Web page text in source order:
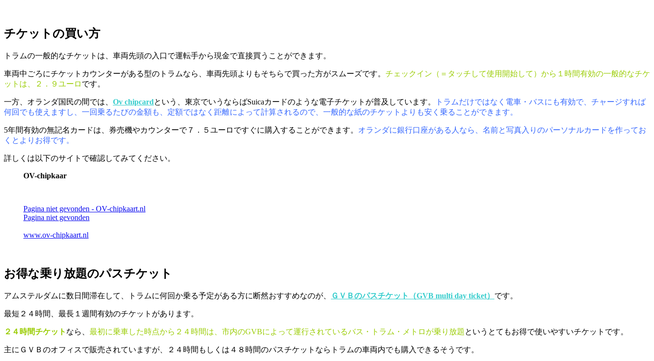
チケットの買い方
トラムの一般的なチケットは、車両先頭の入口で運転手から現金で直接買うことができます。
車両中ごろにチケットカウンターがある型のトラムなら、車両先頭よりもそちらで買った方がスムーズです。 チェックイン（＝タッチして使用開始して）から１時間有効の一般的なチケ
ットは、２．９ユーロ です。
一方、オランダ国民の間では、 Ov chipcardという、東京でいうならばSuicaカードのような電子チケットが普及しています。
トラムだけではなく電車・バスにも有効で、チャージすれば
何回でも使えますし、一回乗るたびの金額も、定額ではなく距離によって計算されるので、一般的な紙のチケットよりも安く乗ることができます。
5年間有効の無記名カードは、券売機やカウンターで７．５ユーロですぐに購入することができます。 オランダに銀行口座がある人なら、名前と写真入りのパーソナルカードを作ってお
くとよりお得です。
詳しくは以下のサイトで確認してみてください。
OV-chipkaar
Pagina niet gevonden - OV-chipkaart.nl
Pagina niet gevonden
www.ov-chipkaart.nl
お得な乗り放題のパスチケット
アムステルダムに数日間滞在して、トラムに何回か乗る予定がある方に断然おすすめなのが、 ＧＶＢのパスチケット（GVB multi day ticket） です。
最短２４時間、最長１週間有効のチケットがあります。
２４時間チケット なら、 最初に乗車した時点から２４時間は、市内のGVBによって運行されているバス・トラム・メトロが乗り放題 というとてもお得で使いやすいチケットです。
主にＧＶＢのオフィスで販売されていますが、２４時間もしくは４８時間のパスチケットならトラムの車両内でも購入できるそうです。